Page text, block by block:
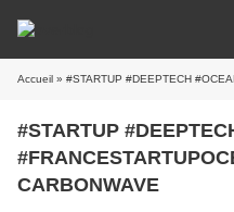
Accueil » #STARTUP #DEEPTECH #OCEAN
#STARTUP
CARBONWAVE